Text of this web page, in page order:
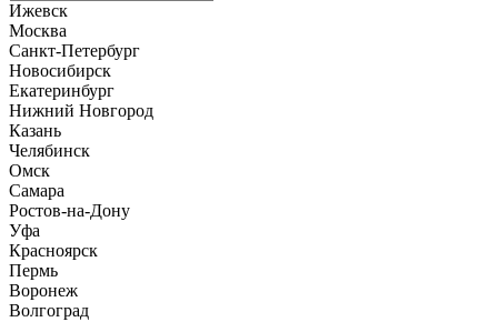
Ижевск
Москва
Санкт-Петербург
Новосибирск
Екатеринбург
Нижний Новгород
Казань
Челябинск
Омск
Самара
Ростов-на-Дону
Уфа
Красноярск
Пермь
Воронеж
Волгоград